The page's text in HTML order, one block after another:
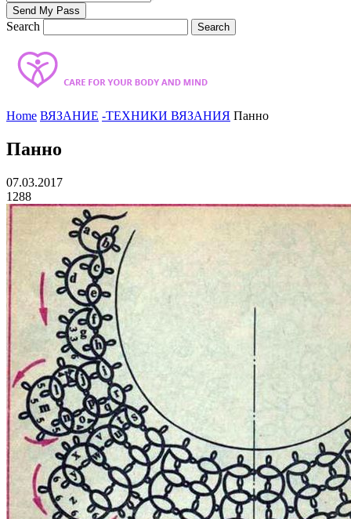
Search
Home ВЯЗАНИЕ -ТЕХНИКИ ВЯЗАНИЯ Панно
Панно
07.03.2017
1288